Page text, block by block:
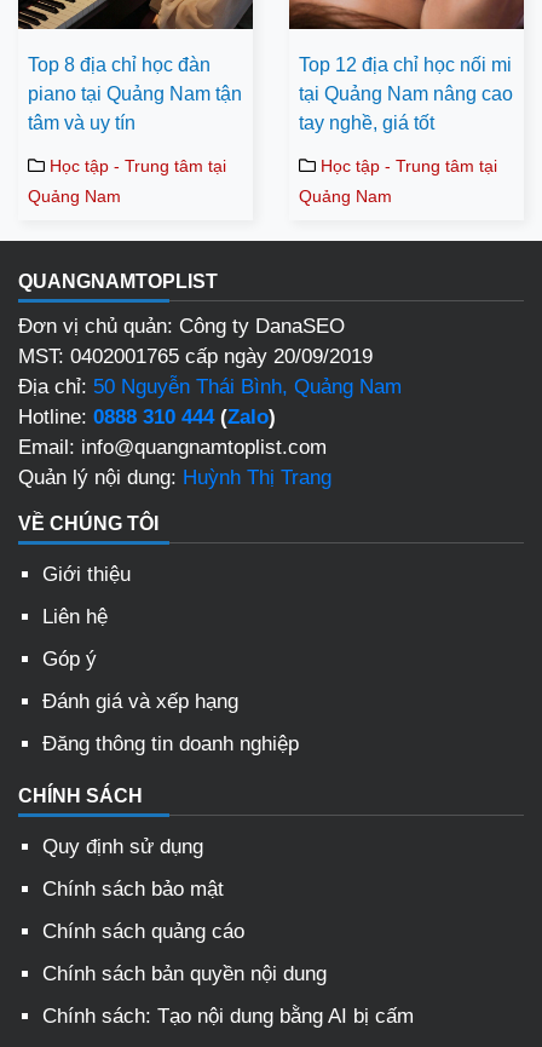
Top 8 địa chỉ học đàn
piano tại Quảng Nam tận
tâm và uy tín
Học tập - Trung tâm tại
Quảng Nam
Top 12 địa chỉ học nối mi
tại Quảng Nam nâng cao
tay nghề, giá tốt
Học tập - Trung tâm tại
Quảng Nam
QUANGNAMTOPLIST
Đơn vị chủ quản: Công ty DanaSEO
MST: 0402001765 cấp ngày 20/09/2019
Địa chỉ: 50 Nguyễn Thái Bình, Quảng Nam
Hotline: 0888 310 444(Zalo)
Email: info@quangnamtoplist.com
Quản lý nội dung: Huỳnh Thị Trang
VỀ CHÚNG TÔI
Giới thiệu
Liên hệ
Góp ý
Đánh giá và xếp hạng
Đăng thông tin doanh nghiệp
CHÍNH SÁCH
Quy định sử dụng
Chính sách bảo mật
Chính sách quảng cáo
Chính sách bản quyền nội dung
Chính sách: Tạo nội dung bằng AI bị cấm